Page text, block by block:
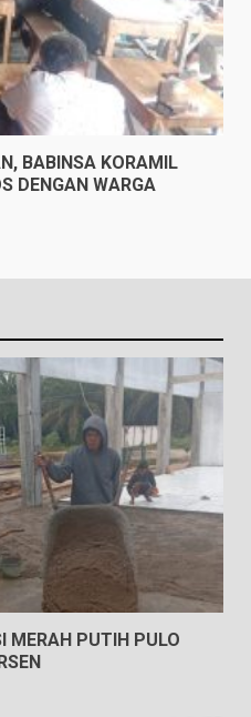
BABINSA KORAMIL
DENGAN WARGA
MERAH PUTIH PULO